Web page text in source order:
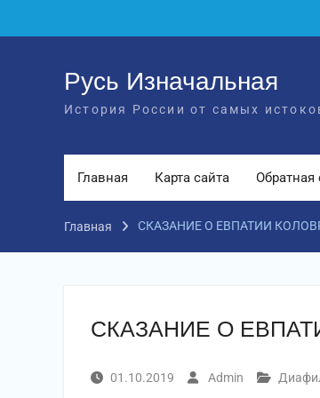
Русь Изначальная
История России от самых
Главная Карта сайта Обратная
Главная СКАЗАНИЕ О ЕВПАТИИ
СКАЗАНИЕ О
01.10.2019 Admin